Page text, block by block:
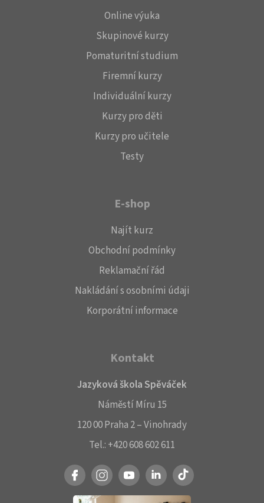
Online výuka
Skupinové kurzy
Pomaturitní studium
Firemní kurzy
Individuální kurzy
Kurzy pro děti
Kurzy pro učitele
Testy
E-shop
Najít kurz
Obchodní podmínky
Reklamační řád
Nakládání s osobními údaji
Korporátní informace
Kontakt
Jazyková škola Spěváček
Náměstí Míru 15
120 00 Praha 2 – Vinohrady
Tel.: +420 608 602 611